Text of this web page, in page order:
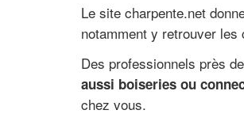
Le site charpente.net
notamment y retrouver
Des professionnels près
aussi boiseries ou
chez vous.